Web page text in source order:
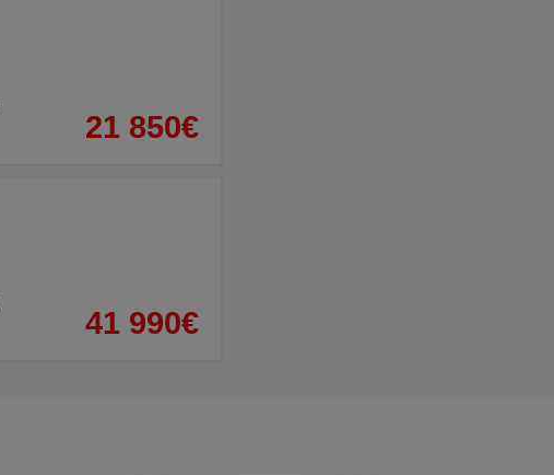
21 850€
41 990€